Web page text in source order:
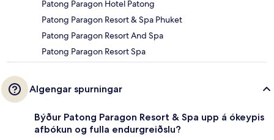
Patong Paragon Hotel Patong
Patong Paragon Resort & Spa Phuket
Patong Paragon Resort And Spa
Patong Paragon Resort Spa
Algengar spurningar
Býður Patong Paragon Resort & Spa upp á ókeypis
afbókun og fulla endurgreiðslu?